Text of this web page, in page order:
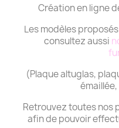
Création en ligne
Les modèles
consultez aussi
(Plaque altuglas,
Retrouvez toutes nos
afin de pouvoir